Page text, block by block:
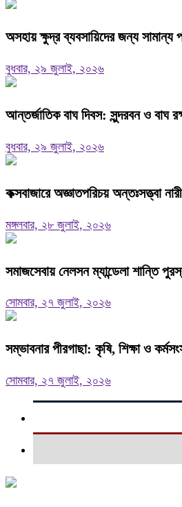
অসহায় ক্ষুদ্র ব্যবসায়িদের জন্য সামান্য
বুধবার, ২৯ জুলাই, ২০২৬
আন্তর্জাতিক বাঘ দিবস: সুন্দরবন ও বাঘ
বুধবার, ২৯ জুলাই, ২০২৬
কক্সবাজারে অজ্ঞাতপরিচয় অন্তঃসত্ত্বা
মঙ্গলবার, ২৮ জুলাই, ২০২৬
সমাজসেবায় নেলসন ম্যান্ডেলা শান্তি
সোমবার, ২৭ জুলাই, ২০২৬
সম্ভাবনার পীরগাছা: কৃষি, শিক্ষা ও
সোমবার, ২৭ জুলাই, ২০২৬